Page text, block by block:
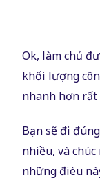
Ok, làm chủ
khối lượng
nhanh hơn rất
Bạn sẽ đi
nhiều, và
những đièu